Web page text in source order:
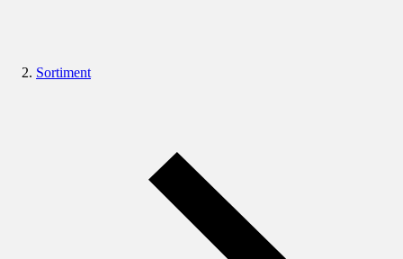
Sortiment